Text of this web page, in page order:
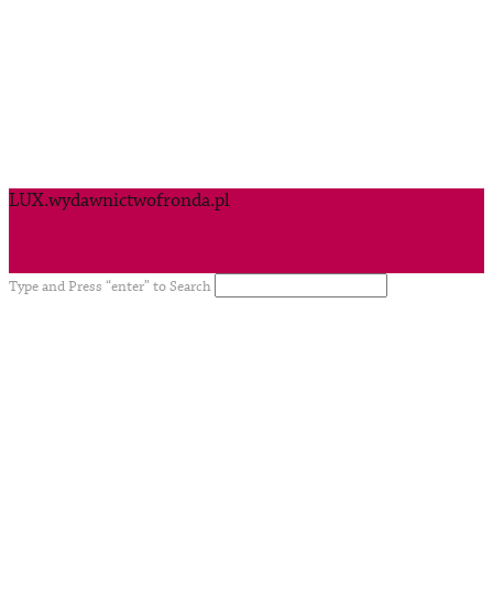
LUX.wydawnictwofronda.pl
Type and Press “enter” to Search